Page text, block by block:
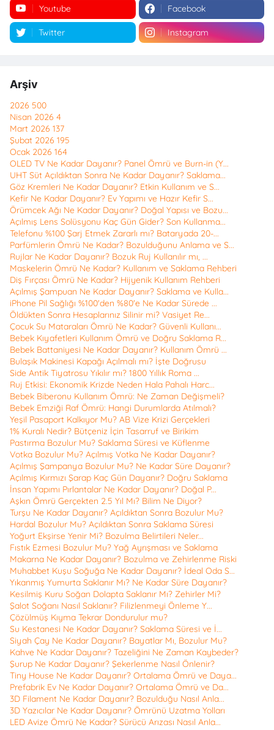
Youtube Facebook
Twitter Instagram
Arşiv
2026 500
Nisan 2026 4
Mart 2026 137
Şubat 2026 195
Ocak 2026 164
OLED TV Ne Kadar Dayanır? Panel Ömrü ve Burn-in (Y...
UHT Süt Açıldıktan Sonra Ne Kadar Dayanır? Saklama...
Göz Kremleri Ne Kadar Dayanır? Etkin Kullanım ve S...
Kefir Ne Kadar Dayanır? Ev Yapımı ve Hazır Kefir S...
Örümcek Ağı Ne Kadar Dayanır? Doğal Yapısı ve Bozu...
Açılmış Lens Solüsyonu Kaç Gün Gider? Son Kullanma...
Telefonu %100 Şarj Etmek Zararlı mı? Bataryada 20-...
Parfümlerin Ömrü Ne Kadar? Bozulduğunu Anlama ve S...
Rujlar Ne Kadar Dayanır? Bozuk Ruj Kullanılır mı, ...
Maskelerin Ömrü Ne Kadar? Kullanım ve Saklama Rehberi
Diş Fırçası Ömrü Ne Kadar? Hijyenik Kullanım Rehberi
Açılmış Şampuan Ne Kadar Dayanır? Saklama ve Kulla...
iPhone Pil Sağlığı %100'den %80'e Ne Kadar Sürede ...
Öldükten Sonra Hesaplarınız Silinir mi? Vasiyet Re...
Çocuk Su Mataraları Ömrü Ne Kadar? Güvenli Kullanı...
Bebek Kıyafetleri Kullanım Ömrü ve Doğru Saklama R...
Bebek Battaniyesi Ne Kadar Dayanır? Kullanım Ömrü ...
Bulaşık Makinesi Kapağı Açılmalı mı? İşte Doğrusu
Side Antik Tiyatrosu Yıkılır mı? 1800 Yıllık Roma ...
Ruj Etkisi: Ekonomik Krizde Neden Hala Pahalı Harc...
Bebek Biberonu Kullanım Ömrü: Ne Zaman Değişmeli?
Bebek Emziği Raf Ömrü: Hangi Durumlarda Atılmalı?
Yeşil Pasaport Kalkıyor Mu? AB Vize Krizi Gerçekleri
1% Kuralı Nedir? Bütçeniz İçin Tasarruf ve Birikim
Pastırma Bozulur Mu? Saklama Süresi ve Küflenme
Votka Bozulur Mu? Açılmış Votka Ne Kadar Dayanır?
Açılmış Şampanya Bozulur Mu? Ne Kadar Süre Dayanır?
Açılmış Kırmızı Şarap Kaç Gün Dayanır? Doğru Saklama
İnsan Yapımı Pırlantalar Ne Kadar Dayanır? Doğal P...
Aşkın Ömrü Gerçekten 2.5 Yıl Mı? Bilim Ne Diyor?
Turşu Ne Kadar Dayanır? Açıldıktan Sonra Bozulur Mu?
Hardal Bozulur Mu? Açıldıktan Sonra Saklama Süresi
Yoğurt Ekşirse Yenir Mi? Bozulma Belirtileri Neler...
Fıstık Ezmesi Bozulur Mu? Yağ Ayrışması ve Saklama
Makarna Ne Kadar Dayanır? Bozulma ve Zehirlenme Riski
Muhabbet Kuşu Soğuğa Ne Kadar Dayanır? İdeal Oda S...
Yıkanmış Yumurta Saklanır Mı? Ne Kadar Süre Dayanır?
Kesilmiş Kuru Soğan Dolapta Saklanır Mı? Zehirler Mi?
Şalot Soğanı Nasıl Saklanır? Filizlenmeyi Önleme Y...
Çözülmüş Kıyma Tekrar Dondurulur mu?
Su Kestanesi Ne Kadar Dayanır? Saklama Süresi ve İ...
Siyah Çay Ne Kadar Dayanır? Bayatlar Mı, Bozulur Mu?
Kahve Ne Kadar Dayanır? Tazeliğini Ne Zaman Kaybeder?
Şurup Ne Kadar Dayanır? Şekerlenme Nasıl Önlenir?
Tiny House Ne Kadar Dayanır? Ortalama Ömrü ve Daya...
Prefabrik Ev Ne Kadar Dayanır? Ortalama Ömrü ve Da...
3D Filament Ne Kadar Dayanır? Bozulduğu Nasıl Anla...
3D Yazıcılar Ne Kadar Dayanır? Ömrünü Uzatma Yolları
LED Avize Ömrü Ne Kadar? Sürücü Arızası Nasıl Anla...